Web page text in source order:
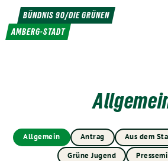
Weiter
zum
Inhalt
BÜNDNIS 90/DIE GRÜNEN
AMBERG-STADT
Allgemein Antrag Aus dem
Grüne Jugend